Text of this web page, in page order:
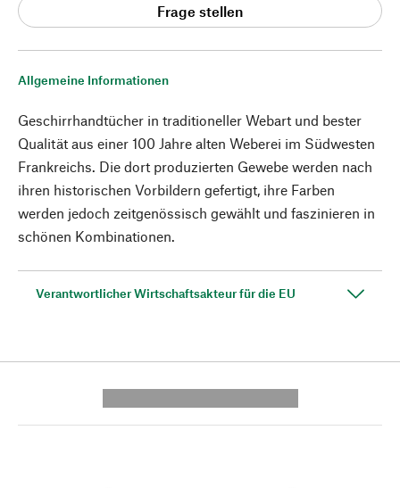
Allgemeine Informationen
Geschirrhandtücher in traditioneller Webart und bester
Qualität aus einer 100 Jahre alten Weberei im Südwesten
Frankreichs. Die dort produzierten Gewebe werden nach
ihren historischen Vorbildern gefertigt, ihre Farben
werden jedoch zeitgenössisch gewählt und faszinieren in
schönen Kombinationen.
Verantwortlicher Wirtschaftsakteur für die EU
Frage stellen